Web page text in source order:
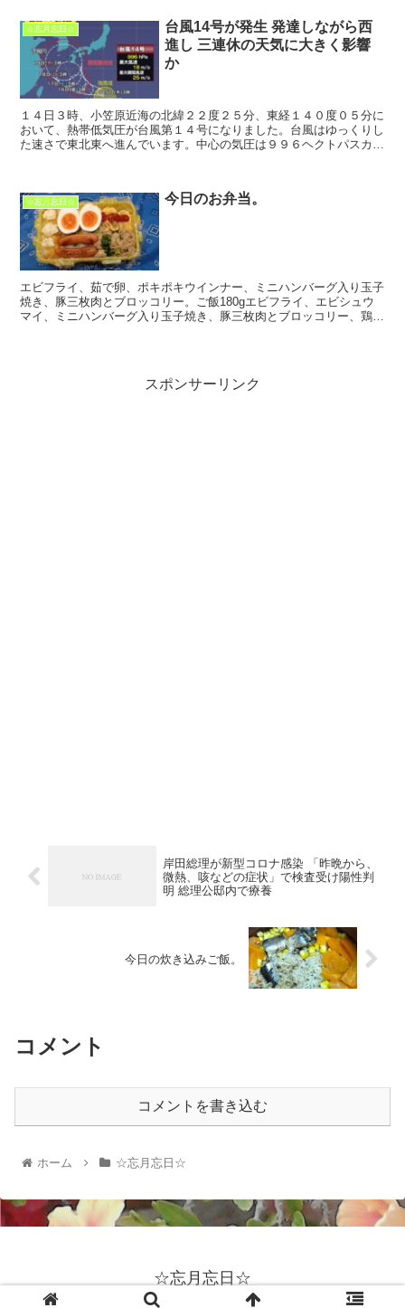
☆忘月忘日☆
台風14号が発生 発達しながら西
進し 三連休の天気に大きく影響
か
１４日３時、小笠原近海の北緯２２度２５分、東経１４０度０５分に
おいて、熱帯低気圧が台風第１４号になりました。台風はゆっくりし
た速さで東北東へ進んでいます。中心の気圧は９９６ヘクトパスカ
☆忘月忘日☆ 今日のお弁当。
エビフライ、茹で卵、ポキポキウインナー、ミニハンバーグ入り玉子
焼き、豚三枚肉とブロッコリー。ご飯180gエビフライ、エビシュウ
マイ、ミニハンバーグ入り玉子焼き、豚三枚肉とブロッコリー、鶏マ
スポンサーリンク
岸田総理が新型コロナ感染 「昨晩から、
微熱、咳などの症状」で検査受け陽性判
明 総理公邸内で療養
今日の炊き込みご飯。
コメント
コメントを書き込む
ホーム ☆忘月忘日☆
☆忘月忘日☆
© 2022 ☆忘月忘日☆.